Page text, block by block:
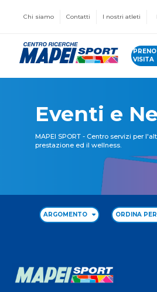
Chi siamo Contatti I nostri atleti
VISITA
Eventi e
MAPEI SPORT - Centro servizi per
prestazione ed il wellness.
ARGOMENTO ORDINA